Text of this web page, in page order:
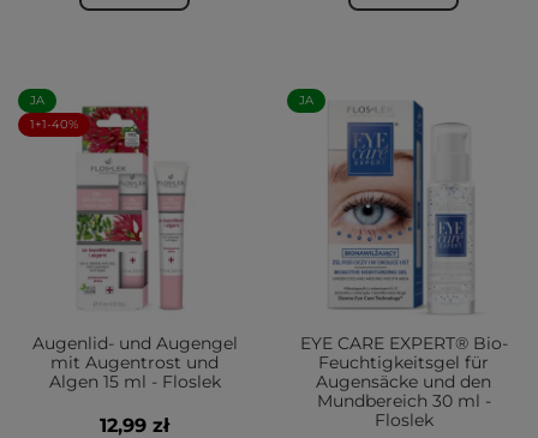
JA
1+1-40%
Augenlid- und Augengel
mit Augentrost und
Algen 15 ml - Floslek
12,99 zł
JA
EYE CARE EXPERT® Bio-
Feuchtigkeitsgel für
Augensäcke und den
Mundbereich 30 ml -
Floslek